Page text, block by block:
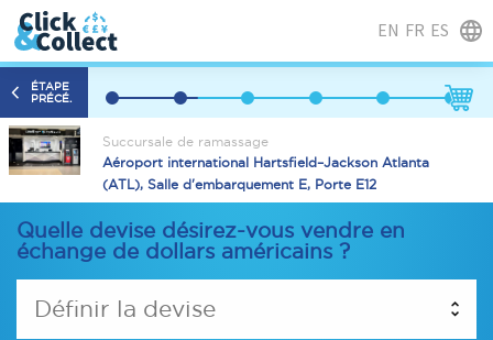
EN FR ES
ÉTAPE
PRÉCÉ.
Succursale de ramassage
Aéroport international Hartsfield–Jackson Atlanta
(ATL), Salle d'embarquement E, Porte E12
Quelle devise désirez-vous vendre en
échange de dollars américains ?
Définir la devise